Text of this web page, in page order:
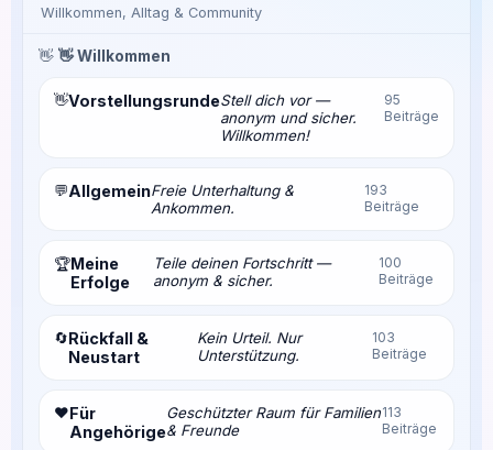
Willkommen, Alltag & Community
👋 👋 Willkommen
👋VorstellungsrundeStell dich vor —
anonym und sicher.
Willkommen!
95
Beiträge
💬AllgemeinFreie Unterhaltung &
Ankommen.
193
Beiträge
🏆Meine
Erfolge
Teile deinen Fortschritt —
anonym & sicher.
100
Beiträge
🔄Rückfall &
Neustart
Kein Urteil. Nur
Unterstützung.
103
Beiträge
❤️Für
Angehörige
Geschützter Raum für Familien
& Freunde
113
Beiträge